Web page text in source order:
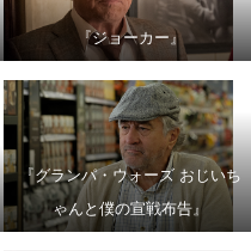
『ジョーカー』
『グランパ・ウォーズ おじいち
ゃんと僕の宣戦布告』